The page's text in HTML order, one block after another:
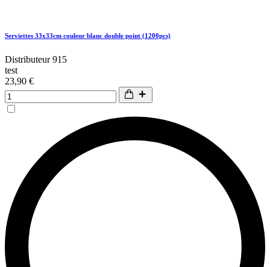
Serviettes 33x33cm couleur blanc double point (1200pcs)
Distributeur 915
test
23,90 €